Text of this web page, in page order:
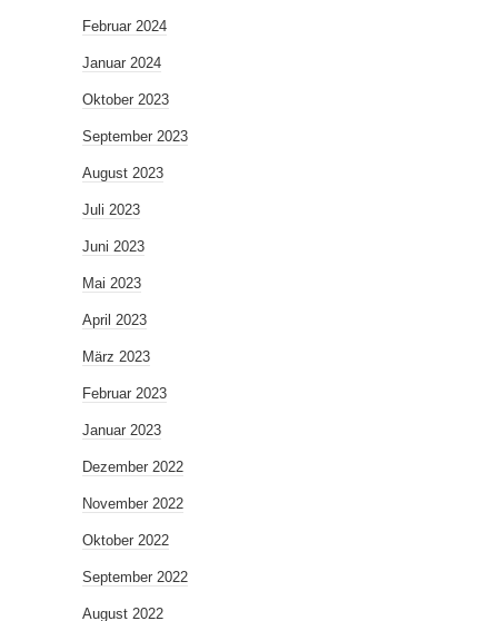
Februar 2024
Januar 2024
Oktober 2023
September 2023
August 2023
Juli 2023
Juni 2023
Mai 2023
April 2023
März 2023
Februar 2023
Januar 2023
Dezember 2022
November 2022
Oktober 2022
September 2022
August 2022